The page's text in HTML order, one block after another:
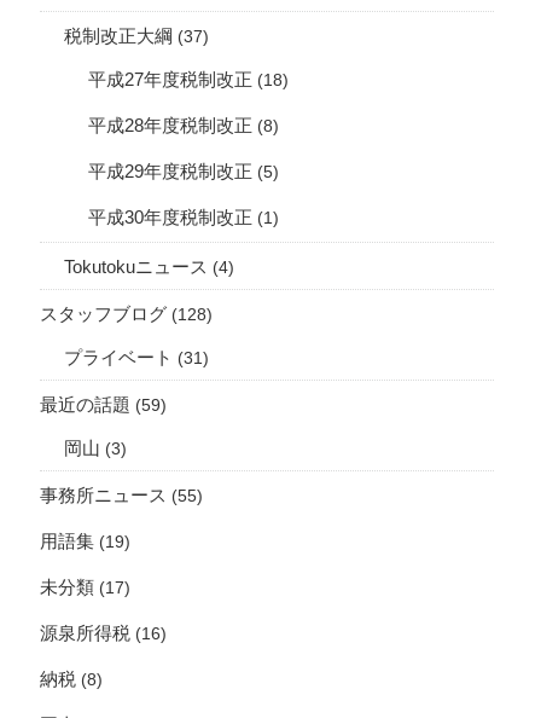
税制改正大綱 (37)
平成27年度税制改正 (18)
平成28年度税制改正 (8)
平成29年度税制改正 (5)
平成30年度税制改正 (1)
Tokutokuニュース (4)
スタッフブログ (128)
プライベート (31)
最近の話題 (59)
岡山 (3)
事務所ニュース (55)
用語集 (19)
未分類 (17)
源泉所得税 (16)
納税 (8)